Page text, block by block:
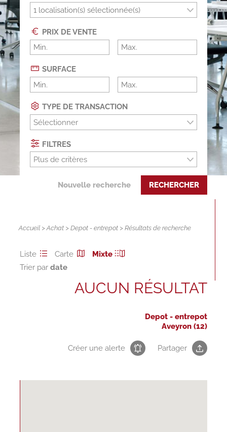
PRIX DE VENTE
SURFACE
TYPE DE TRANSACTION
Sélectionner
FILTRES
Plus de critères
Nouvelle recherche RECHERCHER
Accueil >Achat >Depot - entrepot > Résultats de recherche
Liste Carte
Mixte
Trier par
AUCUN RÉSULTAT
Depot - entrepot
Aveyron (12)
Créer une alerte Partager